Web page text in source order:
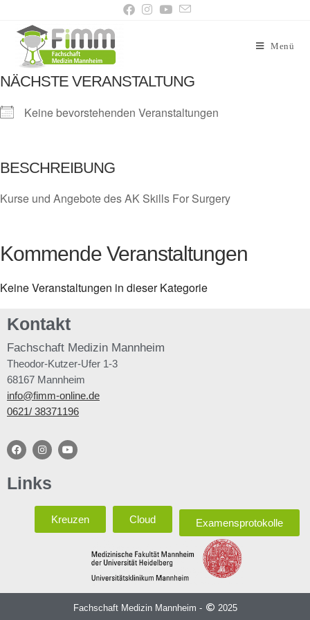
Menü
NÄCHSTE VERANSTALTUNG
Keine bevorstehenden Veranstaltungen
BESCHREIBUNG
Kurse und Angebote des AK Skills For Surgery
Kommende Veranstaltungen
Keine Veranstaltungen in dieser Kategorie
Kontakt
Fachschaft Medizin Mannheim
Theodor-Kutzer-Ufer 1-3
68167 Mannheim
info@fimm-online.de
0621/ 38371196
Links
Kreuzen Cloud Examensprotokolle
Fachschaft Medizin Mannheim - 2025